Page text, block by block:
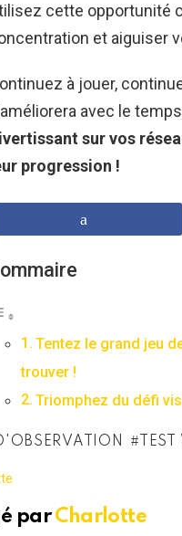
cette opportunité
et aiguiser
à jouer,
avec le
sur vos
progression !
Tentez le grand jeu
trouver !
Triomphez du défi
parCharlotte